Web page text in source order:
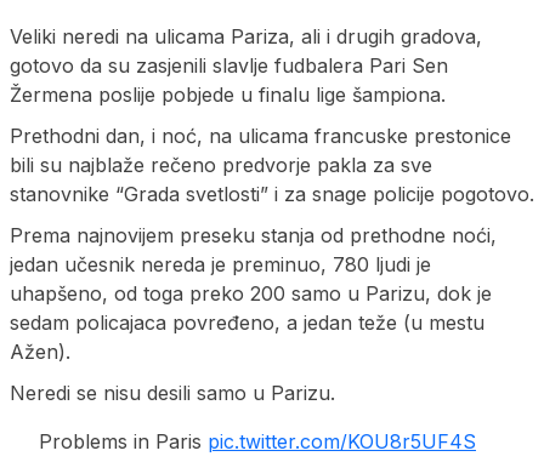
Veliki neredi na ulicama Pariza, ali i drugih gradova,
gotovo da su zasjenili slavlje fudbalera Pari Sen
Žermena poslije pobjede u finalu lige šampiona.
Prethodni dan, i noć, na ulicama francuske prestonice
bili su najblaže rečeno predvorje pakla za sve
stanovnike “Grada svetlosti” i za snage policije pogotovo.
Prema najnovijem preseku stanja od prethodne noći,
jedan učesnik nereda je preminuo, 780 ljudi je
uhapšeno, od toga preko 200 samo u Parizu, dok je
sedam policajaca povređeno, a jedan teže (u mestu
Ažen).
Neredi se nisu desili samo u Parizu.
Problems in Paris pic.twitter.com/KOU8r5UF4S